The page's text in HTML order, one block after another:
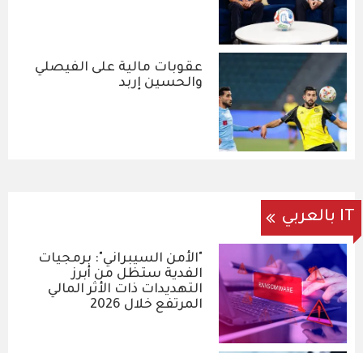
عقوبات مالية على الفيصلي
والحسين إربد
IT بالعربي
"الأمن السيبراني": برمجيات
الفدية ستظل من أبرز
التهديدات ذات الأثر المالي
المرتفع خلال 2026